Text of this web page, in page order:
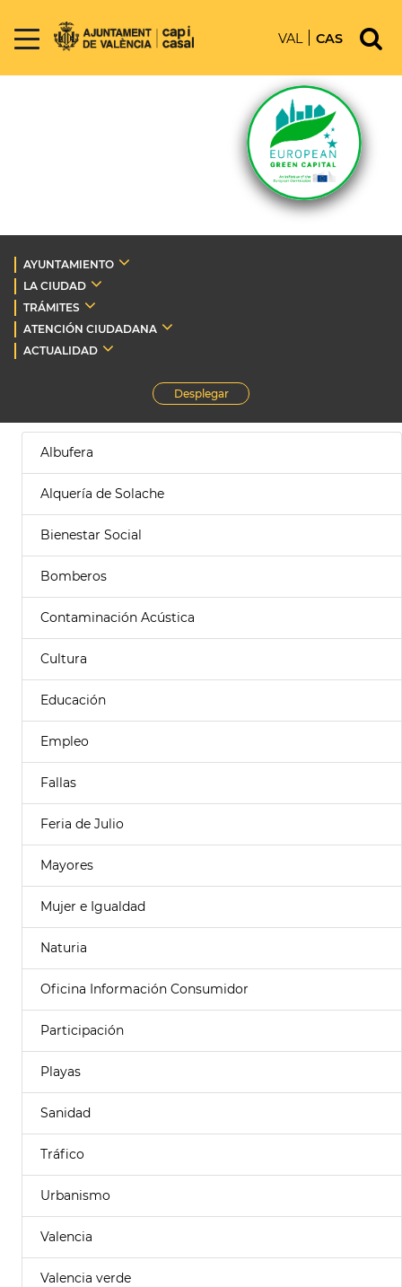
VAL CAS
AYUNTAMIENTO
LA CIUDAD
TRÁMITES
ATENCIÓN CIUDADANA
ACTUALIDAD
Desplegar
Albufera
Alquería de Solache
Bienestar Social
Bomberos
Contaminación Acústica
Cultura
Educación
Empleo
Fallas
Feria de Julio
Mayores
Mujer e Igualdad
Naturia
Oficina Información Consumidor
Participación
Playas
Sanidad
Tráfico
Urbanismo
Valencia
Valencia verde